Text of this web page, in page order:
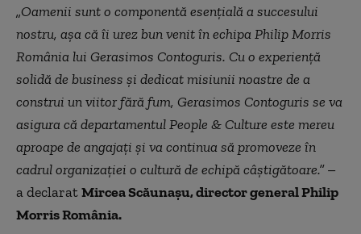
„Oamenii sunt o componentă esențială a succesului
nostru, așa că îi urez bun venit în echipa Philip Morris
România lui Gerasimos Contoguris. Cu o experiență
solidă de business și dedicat misiunii noastre de a
construi un viitor fără fum, Gerasimos Contoguris se va
asigura că departamentul People & Culture este mereu
aproape de angajați și va continua să promoveze în
cadrul organizației o cultură de echipă câștigătoare.”–
a declaratMircea Scăunașu, director general Philip
Morris România.